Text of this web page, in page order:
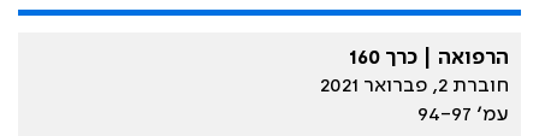
הרפואה | כרך 160
חוברת 2, פברואר 2021
עמ׳ 94-97